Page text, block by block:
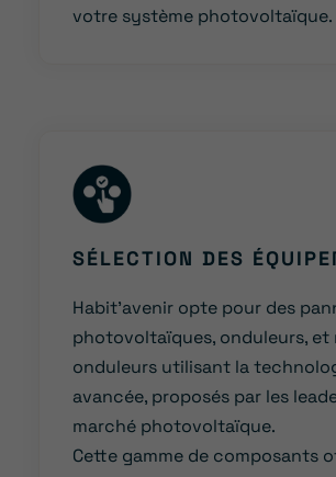
votre système photovoltaïque.
SÉLECTION DES
Habit’avenir opte pour des
photovoltaïques, onduleurs, et
onduleurs utilisant la
avancée, proposés par les
marché photovoltaïque.
Cette gamme de composants